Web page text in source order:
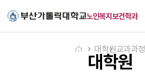
노인복지보건학과
대학원
대학원교과과정